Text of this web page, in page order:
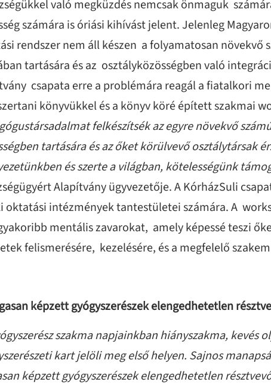
való megküzdés nemcsak önmaguk
számára is óriási kihívást jelent. Jelenleg
rendszer nem áll készen a folyamatosan
tartására és az osztályközösségben való
csapata erre a problémára reagál a fiatalkori
könyvükkel és a könyv köré épített szakmai
felkészítsék az egyre növekvő
tartására és az őket körülvevő osztálytársak
és szerte a világban, kötelességünk
Alapítvány ügyvezetője. A KórházSuli
oktatási intézmények tantestületei számára. A
mentális zavarokat, amely képessé teszi
felismerésére, kezelésére, és a megfelelő
képzett gyógyszerészek elengedhetetlen
szakma napjainkban hiányszakma,
kart jelöli meg első helyen. Sajnos
képzett gyógyszerészek elengedhetetlen